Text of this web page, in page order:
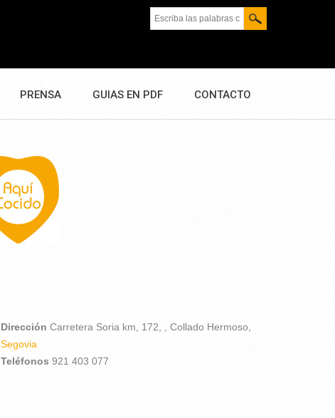
Escriba las palabras clave.
PRENSA GUIAS EN PDF CONTACTO
Dirección Carretera Soria km, 172, , Collado Hermoso,
Segovia
Teléfonos 921 403 077